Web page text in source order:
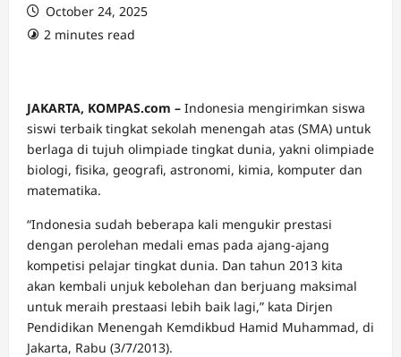
October 24, 2025
2 minutes read
JAKARTA, KOMPAS.com – Indonesia mengirimkan siswa
siswi terbaik tingkat sekolah menengah atas (SMA) untuk
berlaga di tujuh olimpiade tingkat dunia, yakni olimpiade
biologi, fisika, geografi, astronomi, kimia, komputer dan
matematika.
“Indonesia sudah beberapa kali mengukir prestasi
dengan perolehan medali emas pada ajang-ajang
kompetisi pelajar tingkat dunia. Dan tahun 2013 kita
akan kembali unjuk kebolehan dan berjuang maksimal
untuk meraih prestaasi lebih baik lagi,” kata Dirjen
Pendidikan Menengah Kemdikbud Hamid Muhammad, di
Jakarta, Rabu (3/7/2013).